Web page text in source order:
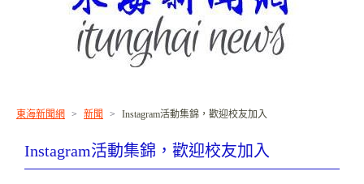
東海新聞網 > 新聞 > Instagram活動集錦，歡迎校友加入
Instagram活動集錦，歡迎校友加入